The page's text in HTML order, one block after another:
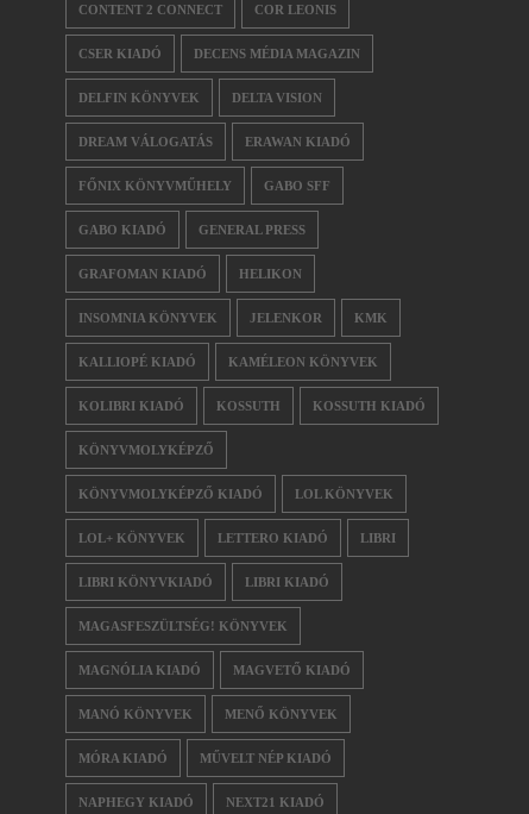
CONTENT 2 CONNECT COR LEONIS
CSER KIADÓ DECENS MÉDIA MAGAZIN
DELFIN KÖNYVEK DELTA VISION
DREAM VÁLOGATÁS ERAWAN KIADÓ
FŐNIX KÖNYVMŰHELY GABO SFF
GABO KIADÓ GENERAL PRESS
GRAFOMAN KIADÓ HELIKON
INSOMNIA KÖNYVEK JELENKOR KMK
KALLIOPÉ KIADÓ KAMÉLEON KÖNYVEK
KOLIBRI KIADÓ KOSSUTH KOSSUTH KIADÓ
KÖNYVMOLYKÉPZŐ
KÖNYVMOLYKÉPZŐ KIADÓ LOL KÖNYVEK
LOL+ KÖNYVEK LETTERO KIADÓ LIBRI
LIBRI KÖNYVKIADÓ LIBRI KIADÓ
MAGASFESZÜLTSÉG! KÖNYVEK
MAGNÓLIA KIADÓ MAGVETŐ KIADÓ
MANÓ KÖNYVEK MENŐ KÖNYVEK
MÓRA KIADÓ MŰVELT NÉP KIADÓ
NAPHEGY KIADÓ NEXT21 KIADÓ